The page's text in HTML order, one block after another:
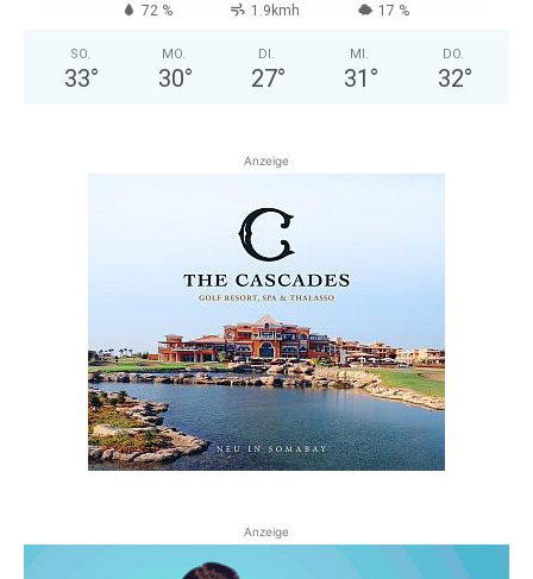
72 % 1.9kmh 17 %
SO.
33°
MO.
30°
DI.
27°
MI.
31 °
DO.
32°
Anzeige
Anzeige